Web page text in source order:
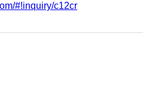
#!inquiry/c12cr